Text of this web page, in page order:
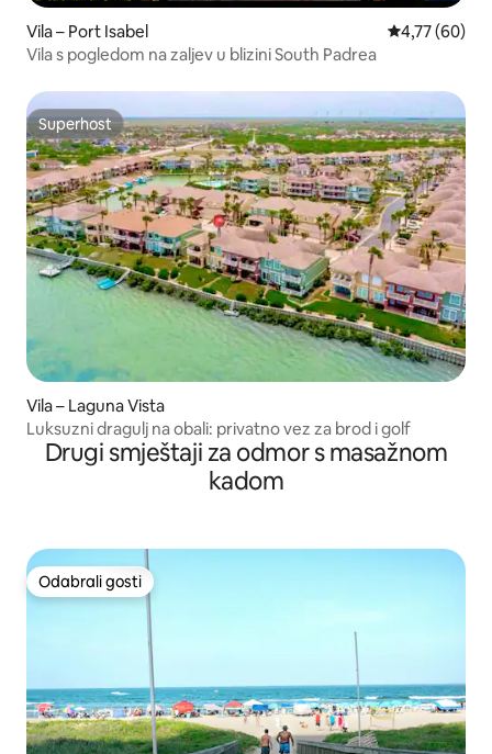
Vila – Port Isabel Prosječna
4,77 (60)
Vila s pogledom na zaljev u blizini South Padrea
Superhost
Superhost
Vila – Laguna Vista
Luksuzni dragulj na obali: privatno vez za brod i golf
Drugi smještaji za odmor s masažnom
kadom
Odabrali gosti
Odabrali gosti